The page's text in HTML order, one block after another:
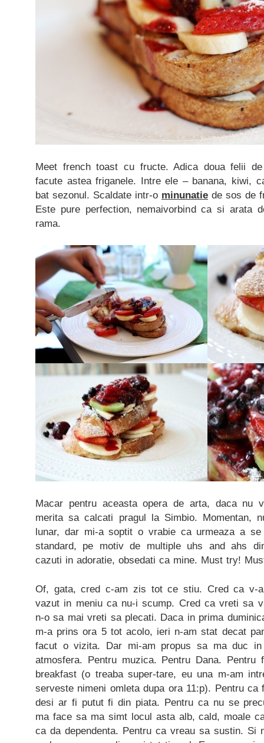
Meet french toast cu fructe. Adica doua felii
facute astea friganele. Intre ele – banana, kiwi,
bat sezonul. Scaldate intr-o minunatie de sos de
Este pure perfection, nemaivorbind ca si arata
rama.
Macar pentru aceasta opera de arta, daca nu
merita sa calcati pragul la Simbio. Momentan,
lunar, dar mi-a soptit o vrabie ca urmeaza a
standard, pe motiv de multiple uhs and ahs
cazuti in adoratie, obsedati ca mine. Must try!
Of, gata, cred c-am zis tot ce stiu. Cred ca v-
vazut in meniu ca nu-i scump. Cred ca vreti sa
n-o sa mai vreti sa plecati. Daca in prima
m-a prins ora 5 tot acolo, ieri n-am stat decat
facut o vizita. Dar mi-am propus sa ma duc in
atmosfera. Pentru muzica. Pentru Dana.
breakfast (o treaba super-tare, eu una m-am
serveste nimeni omleta dupa ora 11:p). Pentru
desi ar fi putut fi din piata. Pentru ca nu se
ma face sa ma simt locul asta alb, cald, moale
ca da dependenta. Pentru ca vreau sa sustin. Si